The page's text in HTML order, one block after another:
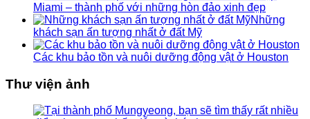
Miami – thành phố với những hòn đảo xinh đẹp
Những
khách sạn ấn tượng nhất ở đất Mỹ
Các khu bảo tồn và nuôi dưỡng động vật ở Houston
Thư viện ảnh